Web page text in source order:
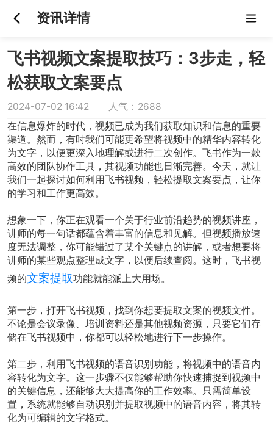
资讯详情
飞书视频文案提取技巧：3步走，轻
松获取文案要点
2024-07-02 16:42 人气：2688
在信息爆炸的时代，视频已成为我们获取知识和信息的重要
渠道。然而，有时我们可能更希望将视频中的精华内容转化
为文字，以便更深入地理解或进行二次创作。飞书作为一款
高效的团队协作工具，其视频功能也日渐完善。今天，就让
我们一起探讨如何利用飞书视频，轻松提取文案要点，让你
的学习和工作更高效。
想象一下，你正在观看一个关于行业前沿趋势的视频讲座，
讲师的每一句话都蕴含着丰富的信息和见解。但视频播放速
度无法调整，你可能错过了某个关键点的讲解，或者想要将
讲师的某些观点整理成文字，以便后续查阅。这时，飞书视
频的文案提取功能就能派上大用场。
第一步，打开飞书视频，找到你想要提取文案的视频文件。
不论是会议录像、培训资料还是其他视频资源，只要它们存
储在飞书视频中，你都可以轻松地进行下一步操作。
第二步，利用飞书视频的语音识别功能，将视频中的语音内
容转化为文字。这一步骤不仅能够帮助你快速捕捉到视频中
的关键信息，还能够大大提高你的工作效率。只需简单设
置，系统就能够自动识别并提取视频中的语音内容，将其转
化为可编辑的文字格式。